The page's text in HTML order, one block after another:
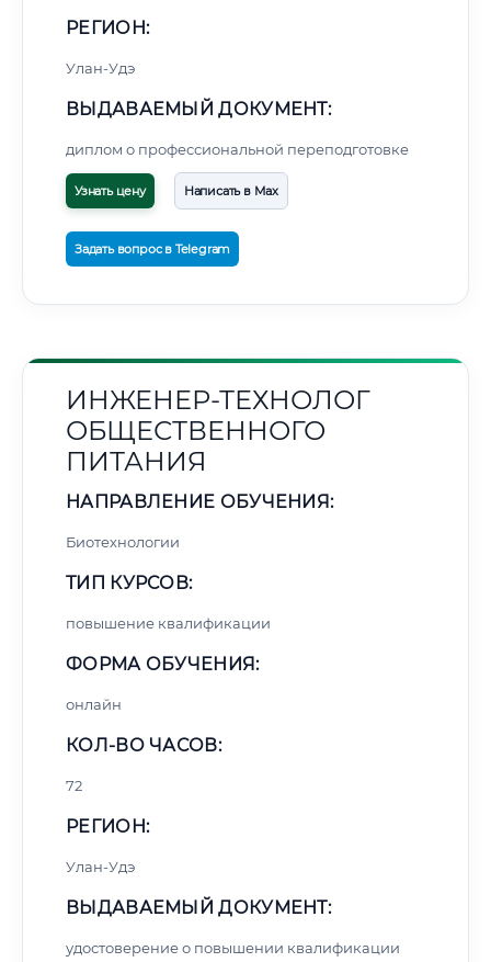
РЕГИОН:
Улан-Удэ
ВЫДАВАЕМЫЙ ДОКУМЕНТ:
диплом о профессиональной переподготовке
Узнать цену Написать в Max
Задать вопрос в Telegram
ИНЖЕНЕР-ТЕХНОЛОГ
ОБЩЕСТВЕННОГО
ПИТАНИЯ
НАПРАВЛЕНИЕ ОБУЧЕНИЯ:
Биотехнологии
ТИП КУРСОВ:
повышение квалификации
ФОРМА ОБУЧЕНИЯ:
онлайн
КОЛ-ВО ЧАСОВ:
72
РЕГИОН:
Улан-Удэ
ВЫДАВАЕМЫЙ ДОКУМЕНТ:
удостоверение о повышении квалификации